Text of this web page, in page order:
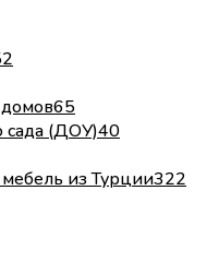
65
сада (ДОУ)40
мебель из Турции322